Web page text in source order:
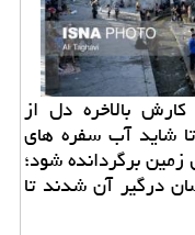
مترو با آخر كارش بالاخره دل از
شاید آب سفره های
برگردانده شود؛
درگیر آن شدند تا